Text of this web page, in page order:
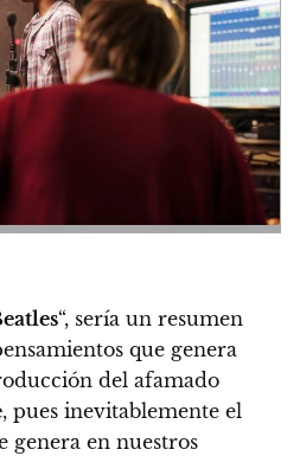
“, sería un resumen
que genera
del afamado
, pues inevitablemente el
en nuestros